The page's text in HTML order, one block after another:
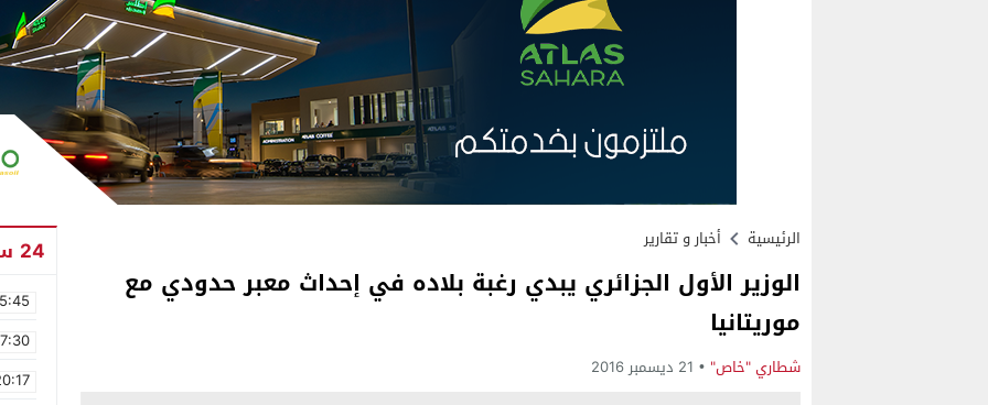
الرئيسية أخبار و تقارير
الوزير الأول الجزائري يبدي رغبة بلاده في إحداث معبر حدودي مع
موريتانيا
شطاري "خاص" 21 ديسمبر 2016
24 ساعة